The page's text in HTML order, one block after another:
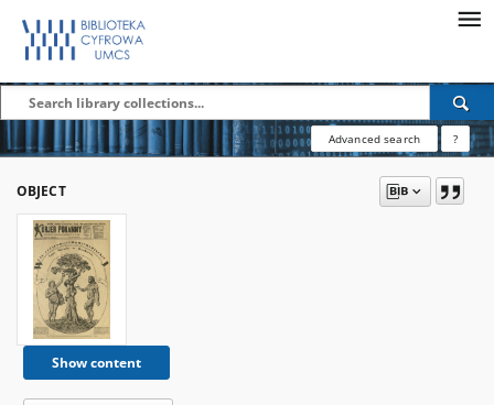
Advanced search ?
OBJECT
Show content